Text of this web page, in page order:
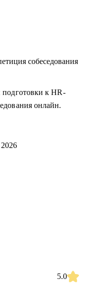
собеседования
подготовки к HR-
онлайн.
2026
5.0